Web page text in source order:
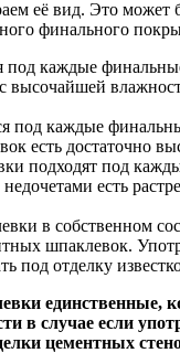
её вид. Это может
финального
под каждые
под каждые
есть достаточно
подходят под
есть
в собственном
шпаклевок.
под отделку
единственные,
в случае если
цементных